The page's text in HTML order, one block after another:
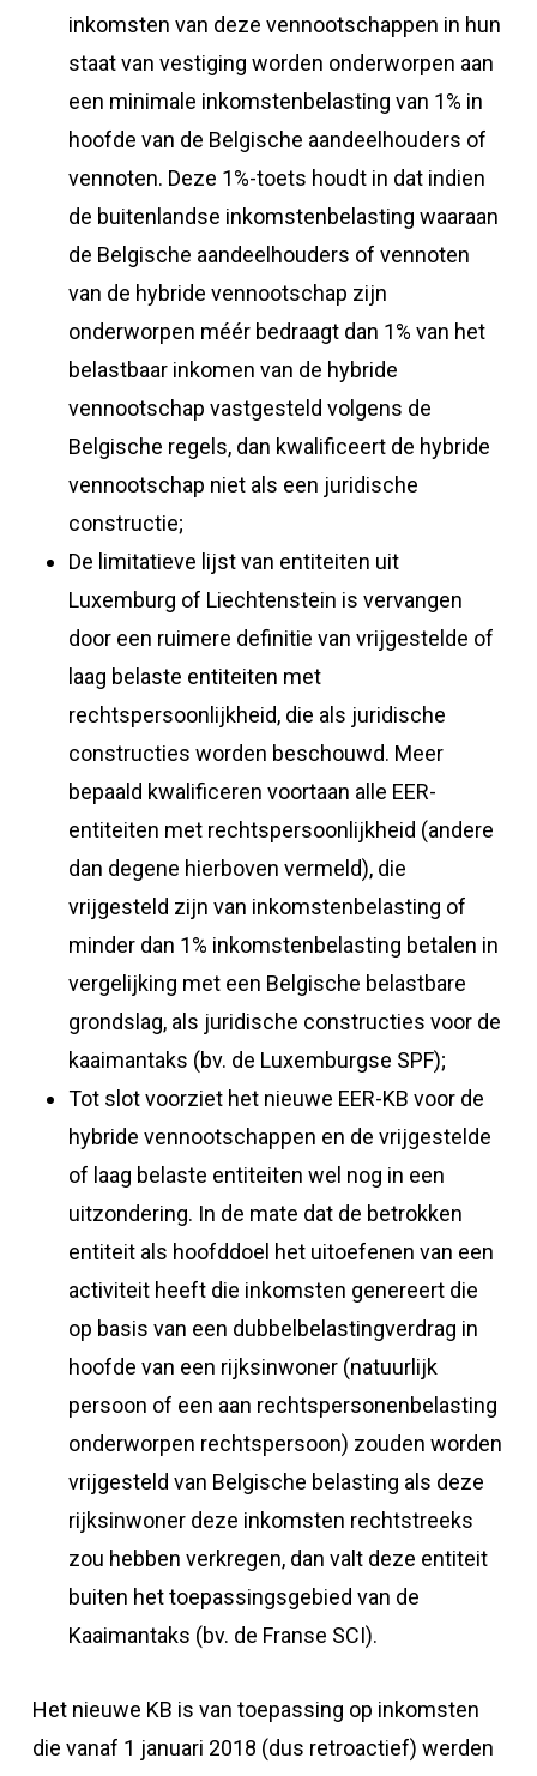
inkomsten van deze vennootschappen in hun
staat van vestiging worden onderworpen aan
een minimale inkomstenbelasting van 1% in
hoofde van de Belgische aandeelhouders of
vennoten. Deze 1%-toets houdt in dat indien
de buitenlandse inkomstenbelasting waaraan
de Belgische aandeelhouders of vennoten
van de hybride vennootschap zijn
onderworpen méér bedraagt dan 1% van het
belastbaar inkomen van de hybride
vennootschap vastgesteld volgens de
Belgische regels, dan kwalificeert de hybride
vennootschap niet als een juridische
constructie;
De limitatieve lijst van entiteiten uit
Luxemburg of Liechtenstein is vervangen
door een ruimere definitie van vrijgestelde of
laag belaste entiteiten met
rechtspersoonlijkheid, die als juridische
constructies worden beschouwd. Meer
bepaald kwalificeren voortaan alle EER-
entiteiten met rechtspersoonlijkheid (andere
dan degene hierboven vermeld), die
vrijgesteld zijn van inkomstenbelasting of
minder dan 1% inkomstenbelasting betalen in
vergelijking met een Belgische belastbare
grondslag, als juridische constructies voor de
kaaimantaks (bv. de Luxemburgse SPF);
Tot slot voorziet het nieuwe EER-KB voor de
hybride vennootschappen en de vrijgestelde
of laag belaste entiteiten wel nog in een
uitzondering. In de mate dat de betrokken
entiteit als hoofddoel het uitoefenen van een
activiteit heeft die inkomsten genereert die
op basis van een dubbelbelastingverdrag in
hoofde van een rijksinwoner (natuurlijk
persoon of een aan rechtspersonenbelasting
onderworpen rechtspersoon) zouden worden
vrijgesteld van Belgische belasting als deze
rijksinwoner deze inkomsten rechtstreeks
zou hebben verkregen, dan valt deze entiteit
buiten het toepassingsgebied van de
Kaaimantaks (bv. de Franse SCI).
Het nieuwe KB is van toepassing op inkomsten
die vanaf 1 januari 2018 (dus retroactief) werden